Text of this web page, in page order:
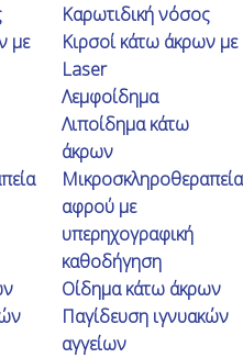
με
Καρωτιδική νόσος
Κιρσοί κάτω άκρων με
Laser
Λεμφοίδημα
Λιποίδημα κάτω
άκρων
Μικροσκληροθεραπεία
αφρού με
υπερηχογραφική
καθοδήγηση
Οίδημα κάτω άκρων
Παγίδευση ιγνυακών
αγγείων
ανεπάρκειας
με πόνο και